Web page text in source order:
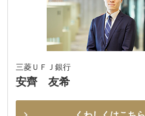
三菱ＵＦＪ銀行
安齊 友希